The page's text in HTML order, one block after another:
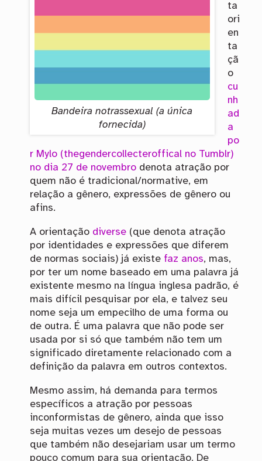
Bandeira notrassexual (a única
fornecida)
ta
ori
en
ta
çã
o
cu
nh
ad
a
po
r Mylo (thegendercollecteroffical no Tumblr)
no dia 27 de novembrodenota atração por
quem não é tradicional/normative, em
relação a gênero, expressões de gênero ou
afins.
A orientação diverse(que denota atração
por identidades e expressões que diferem
de normas sociais) já existe faz anos, mas,
por ter um nome baseado em uma palavra já
existente mesmo na língua inglesa padrão, é
mais difícil pesquisar por ela, e talvez seu
nome seja um empecilho de uma forma ou
de outra. É uma palavra que não pode ser
usada por si só que também não tem um
significado diretamente relacionado com a
definição da palavra em outros contextos.
Mesmo assim, há demanda para termos
específicos a atração por pessoas
inconformistas de gênero, ainda que isso
seja muitas vezes um desejo de pessoas
que também não desejariam usar um termo
pouco comum para sua orientação. De